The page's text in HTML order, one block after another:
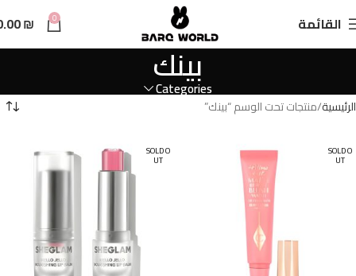
القائمة 0
₪
بينك
Categories
الرئيسية منتجات تحت الوسم “بينك”
SOLD O
UT
SOLD O
UT